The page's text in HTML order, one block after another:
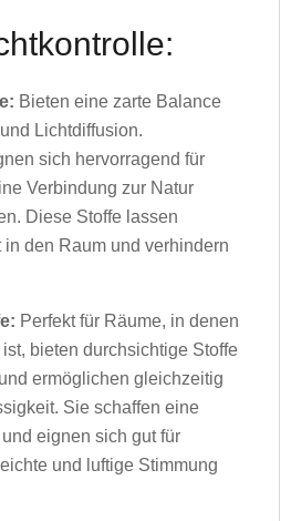
Bieten eine zarte Balance
Lichtdiffusion.
sich hervorragend für
Verbindung zur Natur
Diese Stoffe lassen
den Raum und verhindern
Perfekt für Räume, in denen
bieten durchsichtige Stoffe
ermöglichen gleichzeitig
Sie schaffen eine
eignen sich gut für
und luftige Stimmung